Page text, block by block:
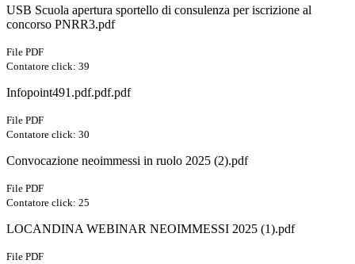
USB Scuola apertura sportello di consulenza per iscrizione al
concorso PNRR3.pdf
File PDF
Contatore click: 39
Infopoint491.pdf.pdf.pdf
File PDF
Contatore click: 30
Convocazione neoimmessi in ruolo 2025 (2).pdf
File PDF
Contatore click: 25
LOCANDINA WEBINAR NEOIMMESSI 2025 (1).pdf
File PDF